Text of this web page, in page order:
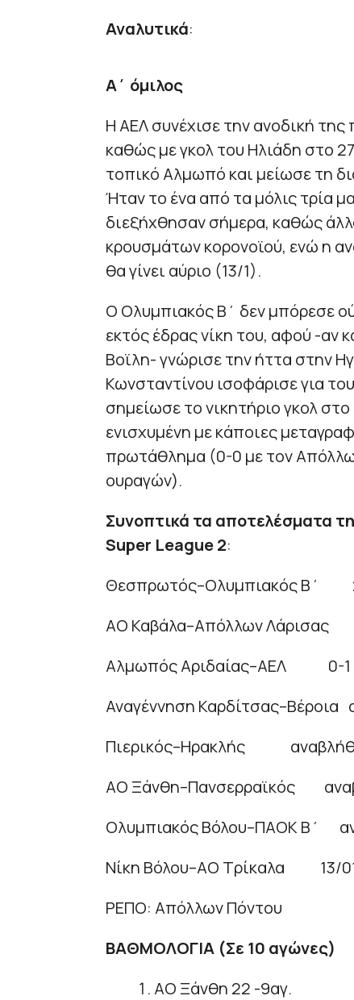
Αναλυτικά:
Α΄ όμιλος
Η ΑΕΛ συνέχισε την ανοδική
καθώς με γκολ του Ηλιάδη στο
τοπικό Αλμωπό και μείωσε τη
Ήταν το ένα από τα μόλις τρία
διεξήχθησαν σήμερα, καθώς
κρουσμάτων κορονοϊού, ενώ η
θα γίνει αύριο (13/1).
Ο Ολυμπιακός Β΄ δεν μπόρεσε
εκτός έδρας νίκη του, αφού -αν
Βοϊλη- γνώρισε την ήττα στην
Κωνσταντίνου ισοφάρισε για
σημείωσε το νικητήριο γκολ
ενισχυμένη με κάποιες
πρωτάθλημα (0-0 με τον
ουραγών).
Συνοπτικά τα αποτελέσματα
Super League 2:
Θεσπρωτός–Ολυμπιακός Β΄
ΑΟ Καβάλα–Απόλλων Λάρισας
Αλμωπός Αριδαίας–ΑΕΛ 0-1
Αναγέννηση Καρδίτσας–Βέροια
Πιερικός–Ηρακλής
ΑΟ Ξάνθη–Πανσερραϊκός
Ολυμπιακός Βόλου–ΠΑΟΚ Β΄
Νίκη Βόλου–ΑΟ Τρίκαλα 13/
ΡΕΠΟ: Απόλλων Πόντου
ΒΑΘΜΟΛΟΓΙΑ (Σε 10 αγώνες)
ΑΟ Ξάνθη 22 -9αγ.